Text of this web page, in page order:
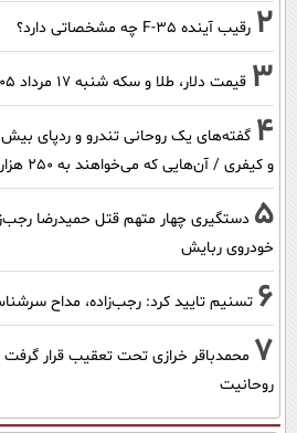
2 رقیب آینده F-35 چه مشخصاتی دارد؟
3 قیمت دلار، طلا و سکه شنبه ۱۷ مرداد ۱۴۰۵ (+جدول قیمت)
4
و کیفری / آن‌هایی که می‌خواهند به ۲۵۰ هزار نفر بپیوندند بدانند ...
5 دستگیری چهار متهم قتل حمیدرضا
خودروی ربایش
6 تسنیم تایید کرد: رجب‌زاده، مداح
7 محمدباقر خرازی تحت تعقیب قرار گرفت /
روحانیت